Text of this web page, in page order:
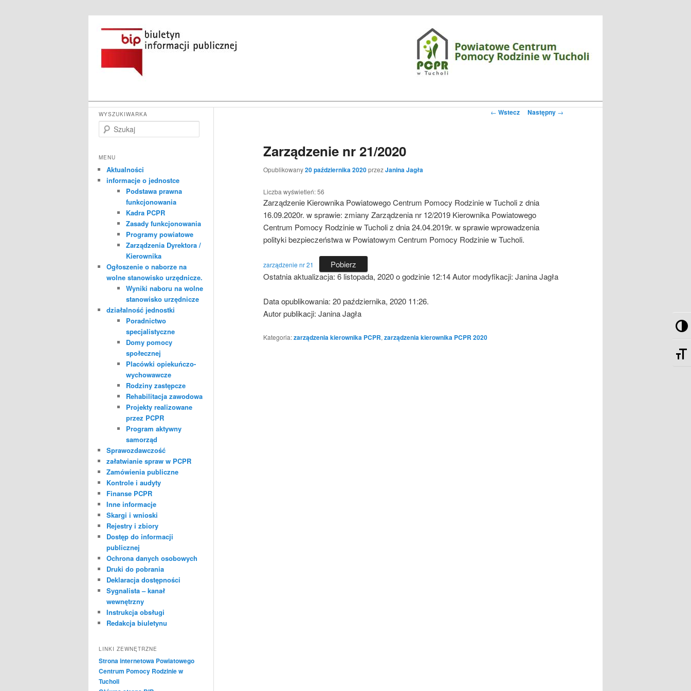
Biuletyn Informacji Publicznej
Powiatowe Centrum Pomocy Rodzinie w Tucholi
Główne
menu
Zobacz
← Wstecz Następny →
Zarządzenie nr 21/2020
Opublikowany20 października 2020przezJanina Jagła
Liczba wyświetleń:56
Zarządzenie Kierownika Powiatowego Centrum Pomocy Rodzinie w Tucholi z dnia
16.09.2020r. w sprawie: zmiany Zarządzenia nr 12/2019 Kierownika Powiatowego
Centrum Pomocy Rodzinie w Tucholi z dnia 24.04.2019r. w sprawie wprowadzenia
polityki bezpieczeństwa w Powiatowym Centrum Pomocy Rodzinie w Tucholi.
zarządzenie nr 21
Pobierz
Ostatnia aktualizacja: 6 listopada, 2020 o godzinie 12:14Autor modyfikacji: Janina Jagła
Data opublikowania: 20 października, 2020 11:26.
Autor publikacji: Janina Jagła
Kategoria:zarządzenia kierownika PCPR, zarządzenia kierownika PCPR 2020
WYSZUKIWARKA
z
k
MENU
Aktualności
informacje o jednostce
Podstawa prawna
funkcjonowania
Kadra PCPR
Zasady funkcjonowania
Programy powiatowe
Zarządzenia Dyrektora /
Kierownika
Ogłoszenie o naborze na
wolne stanowisko urzędnicze.
Wyniki naboru na wolne
stanowisko urzędnicze
działalność jednostki
Poradnictwo
specjalistyczne
Domy pomocy
społecznej
Placówki opiekuńczo-
wychowawcze
Rodziny zastępcze
Rehabilitacja zawodowa
Projekty realizowane
przez PCPR
Program aktywny
samorząd
Sprawozdawczość
załatwianie spraw w PCPR
Zamówienia publiczne
Kontrole i audyty
Finanse PCPR
Inne informacje
Skargi i wnioski
Rejestry i zbiory
Dostęp do informacji
publicznej
Ochrona danych osobowych
Druki do pobrania
Deklaracja dostępności
Sygnalista – kanał
wewnętrzny
Instrukcja obsługi
Redakcja biuletynu
LINKI ZEWNĘTRZNE
Strona internetowa Powiatowego
Centrum Pomocy Rodzinie w
Tucholi